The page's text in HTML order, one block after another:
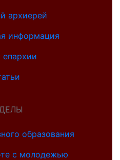
архиерей
информация
образования
с молодежью